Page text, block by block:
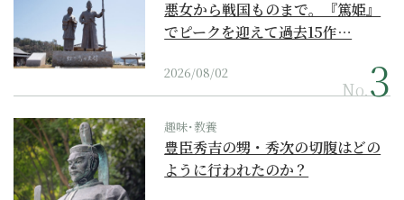
悪女から戦国ものまで。『篤姫』
でピークを迎えて過去15作…
2026/08/02
No.
趣味･教養
豊臣秀吉の甥・秀次の切腹はどの
ように行われたのか？